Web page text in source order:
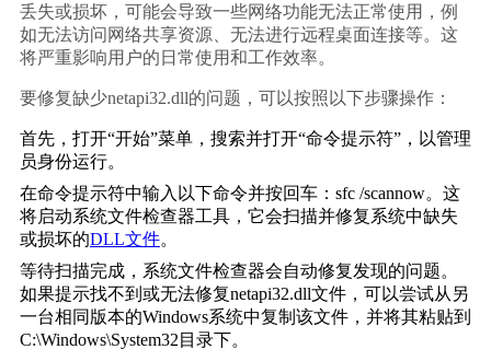
丢失或损坏，可能会导致一些网络功能无法正常使用，例
如无法访问网络共享资源、无法进行远程桌面连接等。这
将严重影响用户的日常使用和工作效率。
要修复缺少netapi32.dll的问题，可以按照以下步骤操作：
首先，打开“开始”菜单，搜索并打开“命令提示符”，以管理
员身份运行。
在命令提示符中输入以下命令并按回车： sfc /scannow。这
将启动系统文件检查器工具，它会扫描并修复系统中缺失
或损坏的DLL文件。
等待扫描完成，系统文件检查器会自动修复发现的问题。
如果提示找不到或无法修复netapi32.dll文件，可以尝试从另
一台相同版本的Windows系统中复制该文件，并将其粘贴到
C:\Windows\System32 目录下。